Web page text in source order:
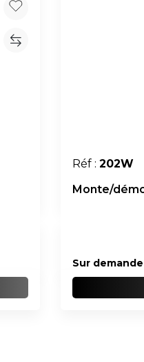
Réf : 202W
Monte/
Sur demande